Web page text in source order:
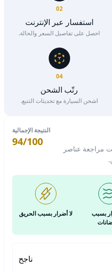
02
استفسار عبر الإنترنت
احصل على تفاصيل السعر والحالة.
04
رتّب الشحن
اشحن السيارة مع تحديثات التتبع.
مراجعة عناصر
النتيجة الإجمالية
94/100
بسبب
لا أضرار بسبب الحريق
ناجح